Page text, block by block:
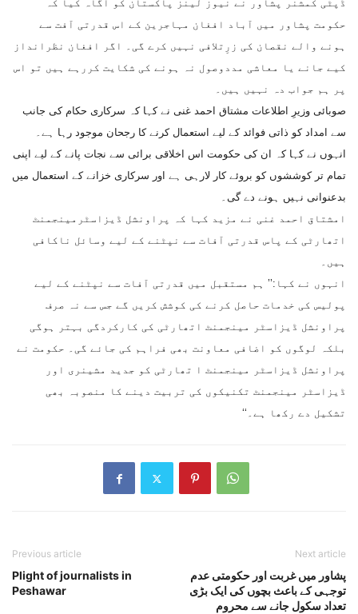
ڈپٹی کمشنر پشاور نے نیوز لینز پاکستان کو آگاہ کیا کہ
حکومت پشاور میں آباد افغان مہاجرین کے اس قدرتی آفت سے
ہونے والے نقصان کی زرِتلافی نہیں کرے گی۔ اگر افغان نظرانداز
کیے جانے یا معاشی مددوصول نہ ہونے کی شکایت کررہے ہیں تو اس
پر ہم جواب دہ نہیں ہیں۔
صوبائی وزیرِ اطلاعات مشتاق احمد غنی نے کہا کہ سرکاری حکام کی جانب
سے امداد کو ذاتی فوائد کے لیے استعمال کرنے کا رجحان موجود رہا ہے۔
انہوں نے کہا کہ ان کی حکومت اس اخلاقی برائی سے نجات پانے کے لیے اپنی
تمام تر کوششوں کو بروئے کار لارہی ہے اور سرکاری خزانے کے استعمال میں
بدعنوانی نہیں ہونے دے گی۔
امشتاق احمد غنی نے مزید کہا کہ پراونشل ڈیزاسٹرمینجمنٹ
اتھارٹی کے پاس قدرتی آفات سے نپٹنے کے لیے وسائل ناکافی
ہیں۔
انہوں نے کہا:’’ ہم مستقبل میں قدرتی آفات سے نپٹنے کے لیے
پولیس کی خدمات حاصل کرنے کی کوشش کریں گے جس سے نہ صرف
پراونشل ڈیزاسٹر مینجمنٹ اتھارٹی کی کارکردگی بہتر ہوگی
بلکہ لوگوں کو اضافی معاونت بھی فراہم کی جائے گی۔ حکومت نے
پراونشل ڈیزاسٹر مینجمنٹ ا تھارٹی کو جدید مشینری اور
ڈیزاسٹر مینجمنٹ تکنیکوں کی تربیت دینے کا منصوبہ بھی
تشکیل دے رکھا ہے۔‘‘
Previous article
Plight of journalists in
Peshawar
Next article
پشاور میں غربت اور حکومتی عدم
توجہی کے باعث بچوں کی ایک بڑی
تعداد سکول جانے سے محروم